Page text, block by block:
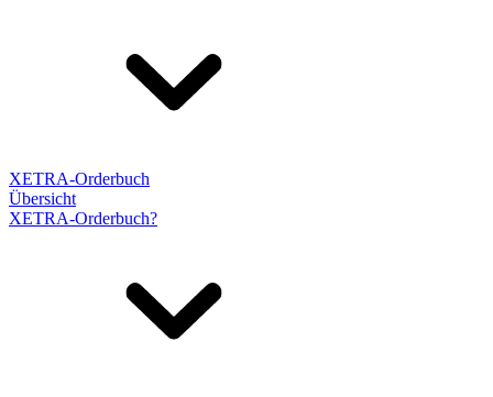
XETRA-Orderbuch
Übersicht
XETRA-Orderbuch?